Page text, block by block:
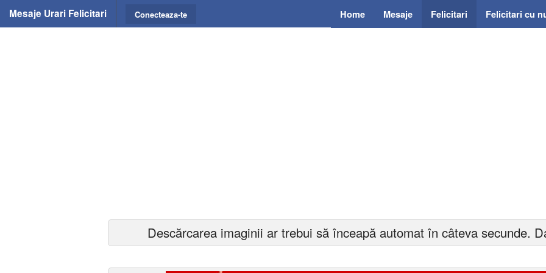
Mesaje Urari Felicitari Home Mesaje Felicitari Felicitari cu
Conecteaza-te
Descărcarea imaginii ar trebui să înceapă automat în câteva secunde.